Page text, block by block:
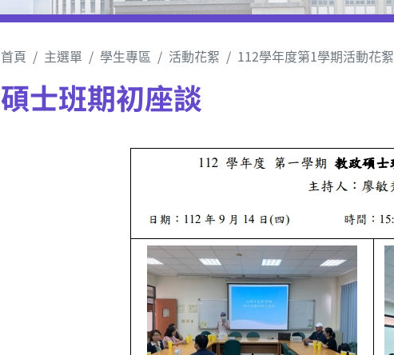
首頁 主選單 學生專區 活動花絮 112學年度第1學期活動花絮
碩士班期初座談